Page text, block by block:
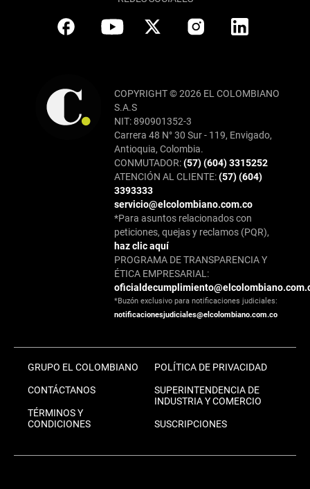
COPYRIGHT © 2026 EL COLOMBIANO
S.A.S
NIT: 890901352-3
Carrera 48 N° 30 Sur - 119, Envigado,
Antioquia, Colombia.
CONMUTADOR:(57) (604) 3315252
ATENCIÓN AL CLIENTE:(57) (604)
3393333
servicio@elcolombiano.com.co
*Para asuntos relacionados con
peticiones, quejas y reclamos (PQR),
haz clic aquí
PROGRAMA DE TRANSPARENCIA Y
ÉTICA EMPRESARIAL:
*Buzón exclusivo para notificaciones judiciales:
notificacionesjudiciales@elcolombiano.com.co
GRUPO EL COLOMBIANO
CONTÁCTANOS
TÉRMINOS Y
CONDICIONES
POLÍTICA DE PRIVACIDAD
SUPERINTENDENCIA DE
INDUSTRIA Y COMERCIO
SUSCRIPCIONES